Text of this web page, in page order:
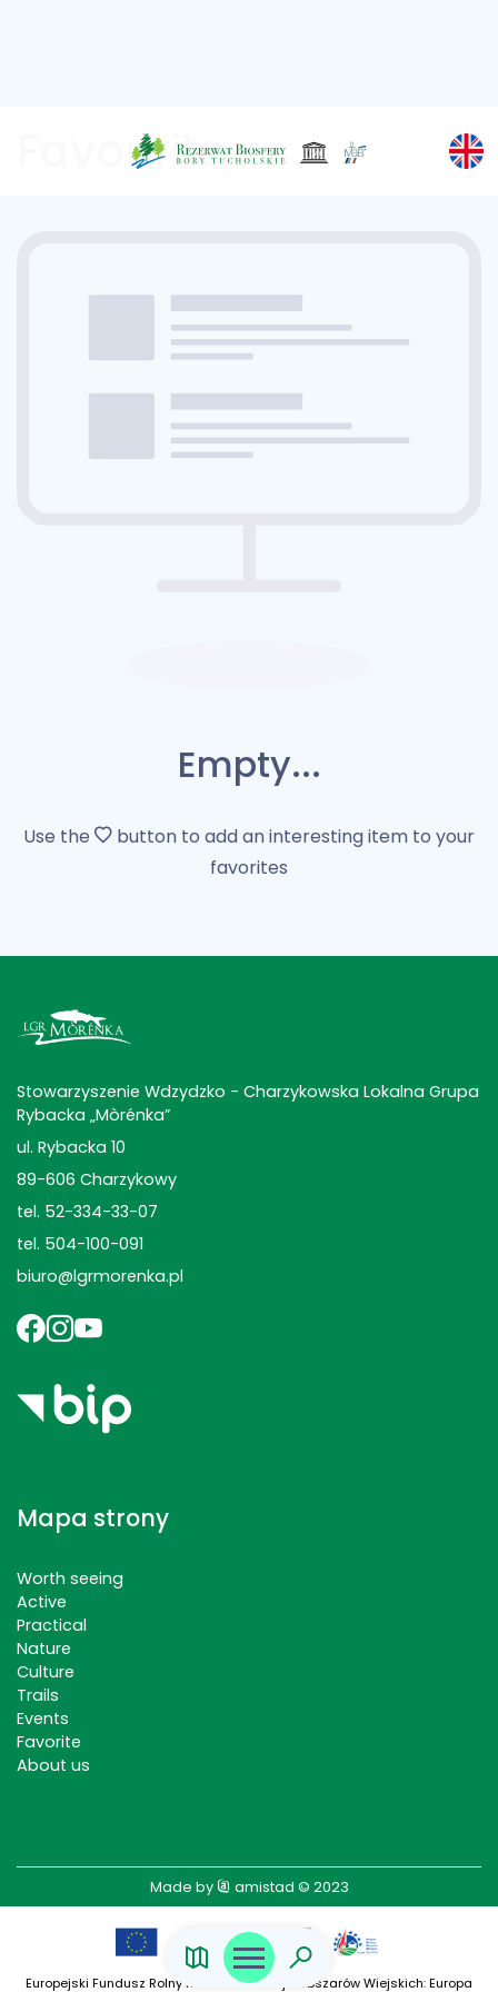
Favourite
Empty...
Use the
button to add an interesting item to your
favorites
Stowarzyszenie Wdzydzko - Charzykowska Lokalna Grupa
Rybacka „Mòrénka”
ul. Rybacka 10
89-606 Charzykowy
tel. 52-334-33-07
tel. 504-100-091
biuro@lgrmorenka.pl
Mapa strony
Worth seeing
Active
Practical
Nature
Culture
Trails
Events
Favorite
About us
Made by amistad © 2023
Europejski Fundusz Rolny na rzecz Rozwoju Obszarów Wiejskich: Europa